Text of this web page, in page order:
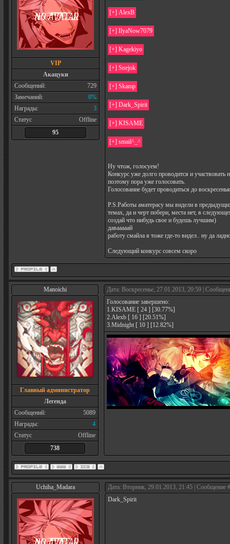
VIP
Акацуки
Сообщений:
729
Замечаний:
0%
Награды:
3
Статус
Offline
95
Ну чтож, голосуем!
Конкурс уже долго проводится и участвовать
поэтому пора уже голосовать.
Голосование будет проводиться до
P.S.Работы аматерасу мы видели в
темах, да и черт побери, места нет, в
создай что нибудь свое и будешь лучшим)
давааааай
работу смайла я тоже где-то видел.. ну да
Следующий конкурс совсем скоро
Manoichi
Главный администратор
Легенда
Сообщений:
5089
Награды:
4
Статус
Offline
738
Дата: Воскресенье, 27.01.2013, 20:59 |
Голосование завершено:
1.KISAME [ 24 ] [30.77%]
2.Alexb [ 16 ] [20.51%]
3.Midnight [ 10 ] [12.82%]
Uchiha_Madara
Дата: Вторник, 29.01.2013, 21:45 | Сообщение #
Dark_Spirit